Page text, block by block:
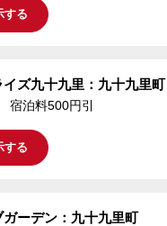
する
イズ九十九里：九十九里町
宿泊料500円引
する
ーデン：九十九里町